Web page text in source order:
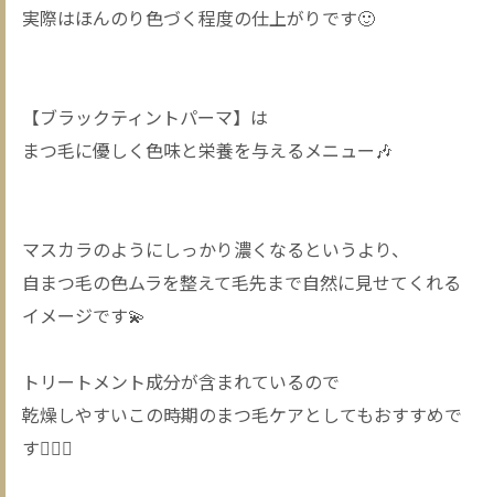
実際はほんのり色づく程度の仕上がりです🙂
【ブラックティントパーマ】は
まつ毛に優しく色味と栄養を与えるメニュー🎶
マスカラのようにしっかり濃くなるというより、
自まつ毛の色ムラを整えて毛先まで自然に見せてくれる
イメージです💫
トリートメント成分が含まれているので
乾燥しやすいこの時期のまつ毛ケアとしてもおすすめで
す🧚🏻‍♀️